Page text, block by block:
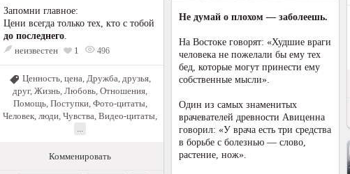
Запомни главное:
Цени всегда только тех, кто с тобой
до последнего.
неизвестен
1 496
Ценность, цена, Дружба, друзья,
друг, Жизнь, Любовь, Отношения,
Помощь, Поступки, Фото-цитаты,
Человек, люди, Чувства, Видео-цитаты,
...
Комменировать
Не думай о плохом — заболеешь.
На Востоке говорят: «Худшие враги
человека не пожелали бы ему тех
бед, которые могут принести ему
собственные мысли».
Один из самых знаменитых
врачевателей древности Авиценна
говорил: «У врача есть три средства
в борьбе с болезнью — слово,
растение, нож».